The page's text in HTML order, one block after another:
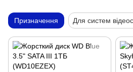
Призначення Для систем